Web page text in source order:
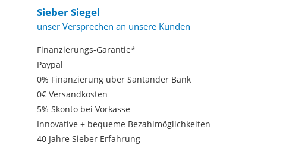
Sieber Siegel
unser Versprechen an unsere Kunden
Finanzierungs-Garantie*
Paypal
0% Finanzierung über Santander Bank
0€ Versandkosten
5% Skonto bei Vorkasse
Innovative + bequeme Bezahlmöglichkeiten
40 Jahre Sieber Erfahrung